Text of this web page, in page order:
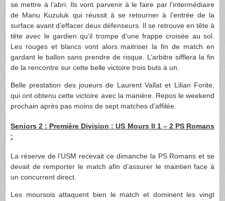
se mettre à l’abri. Ils vont parvenir à le faire par l’intermédiaire
de Manu Kuzuluk qui réussit à se retourner à l’entrée de la
surface avant d’effacer deux défenseurs. Il se retrouve en tête à
tête avec le gardien qu’il trompe d’une frappe croisée au sol.
Les rouges et blancs vont alors maitriser la fin de match en
gardant le ballon sans prendre de risque. L’arbitre sifflera la fin
de la rencontre sur cette belle victoire trois buts à un.
Belle prestation des joueurs de Laurent Vallat et Lilian Forite,
qui ont obtenu cette victoire avec la manière. Repos le weekend
prochain après pas moins de sept matches d’affilée.
Seniors 2 : Première Division : US Mours II 1 – 2 PS Romans
:
La réserve de l’USM recevait ce dimanche la PS Romans et se
devait de remporter le match afin d’assurer le maintien face à
un concurrent direct.
Les moursois attaquent bien le match et dominent les vingt